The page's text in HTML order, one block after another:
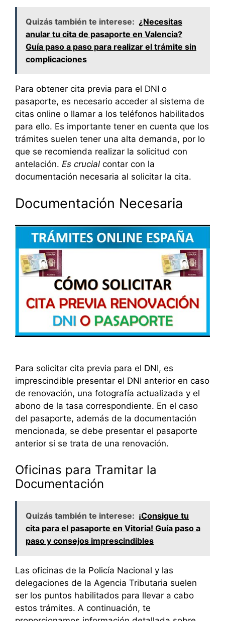
Quizás también te interese: ¿Necesitas
anular tu cita de pasaporte en Valencia?
Guía paso a paso para realizar el trámite sin
complicaciones
Para obtener cita previa para el DNI o
pasaporte, es necesario acceder al sistema de
citas online o llamar a los teléfonos habilitados
para ello. Es importante tener en cuenta que los
trámites suelen tener una alta demanda, por lo
que se recomienda realizar la solicitud con
antelación. Es crucial contar con la
documentación necesaria al solicitar la cita.
Documentación Necesaria
Para solicitar cita previa para el DNI, es
imprescindible presentar el DNI anterior en caso
de renovación, una fotografía actualizada y el
abono de la tasa correspondiente. En el caso
del pasaporte, además de la documentación
mencionada, se debe presentar el pasaporte
anterior si se trata de una renovación.
Oficinas para Tramitar la
Documentación
Quizás también te interese: ¡Consigue tu
cita para el pasaporte en Vitoria! Guía paso a
paso y consejos imprescindibles
Las oficinas de la Policía Nacional y las
delegaciones de la Agencia Tributaria suelen
ser los puntos habilitados para llevar a cabo
estos trámites. A continuación, te